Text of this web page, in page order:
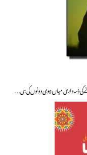
ذمہ داری میاں بیوی دونوں کی ہی…